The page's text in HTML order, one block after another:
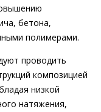
бетона,
полимерами.
проводить
композицией
низкой
натяжения,